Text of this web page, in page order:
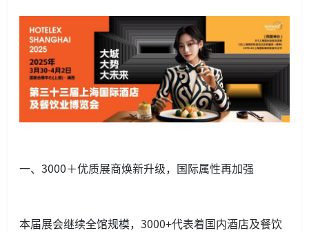
一、3000＋优质展商焕新升级，国际属性再加强
本届展会继续全馆规模，3000+代表着国内酒店及餐饮